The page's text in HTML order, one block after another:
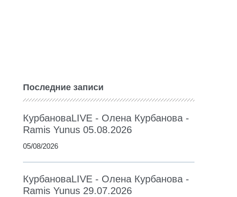
Последние записи
КурбановаLIVE - Олена Курбанова -
Ramis Yunus 05.08.2026
05/08/2026
КурбановаLIVE - Олена Курбанова -
Ramis Yunus 29.07.2026